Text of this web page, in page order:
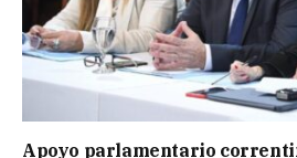
Apoyo parlamentario